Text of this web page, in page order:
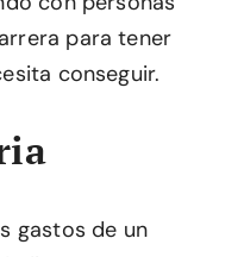
para tener
conseguir.
gastos de un